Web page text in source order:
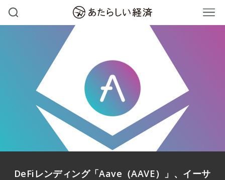
DeFiレンディング「Aave（AAVE）」、イーサ